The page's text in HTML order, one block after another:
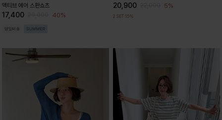
액티브 에어 스판쇼츠
17,400 40%
20,900 5%
2 SET 15%